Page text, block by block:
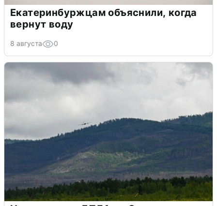
Екатеринбуржцам объяснили, когда
вернут воду
8 августа 0